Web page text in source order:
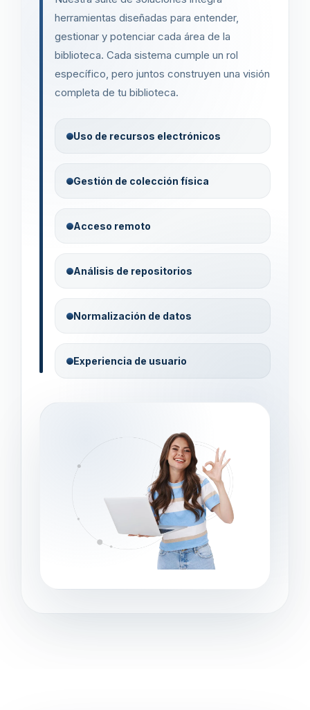
herramientas diseñadas para entender,
gestionar y potenciar cada área de la
biblioteca. Cada sistema cumple un rol
específico, pero juntos construyen una visión
completa de tu biblioteca.
Uso de recursos electrónicos
Gestión de colección física
Acceso remoto
Análisis de repositorios
Normalización de datos
Experiencia de usuario